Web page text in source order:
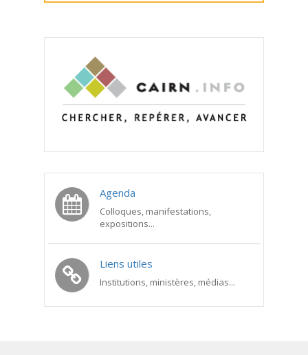
Agenda
Colloques, manifestations,
expositions...
Liens utiles
Institutions, ministères, médias...